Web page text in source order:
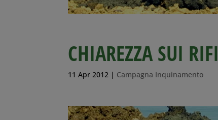
CHIAREZZA SUI
11 Apr 2012 | Campagna Inquinamento